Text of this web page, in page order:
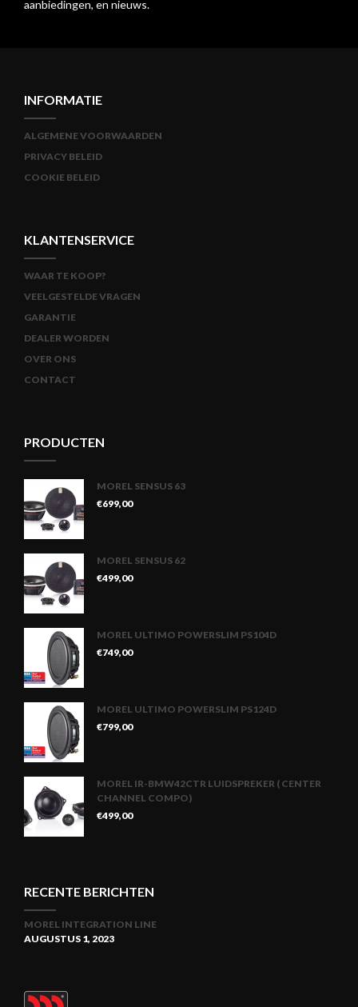
aanbiedingen, en nieuws.
INFORMATIE
ALGEMENE VOORWAARDEN
PRIVACY BELEID
COOKIE BELEID
KLANTENSERVICE
WAAR TE KOOP?
VEELGESTELDE VRAGEN
GARANTIE
DEALER WORDEN
OVER ONS
CONTACT
PRODUCTEN
MOREL SENSUS 63
€699,00
MOREL SENSUS 62
€499,00
MOREL ULTIMO POWERSLIM PS104D
€749,00
MOREL ULTIMO POWERSLIM PS124D
€799,00
MOREL IR-BMW42CTR LUIDSPREKER ( CENTER
CHANNEL COMPO)
€499,00
RECENTE BERICHTEN
MOREL INTEGRATION LINE
AUGUSTUS 1, 2023